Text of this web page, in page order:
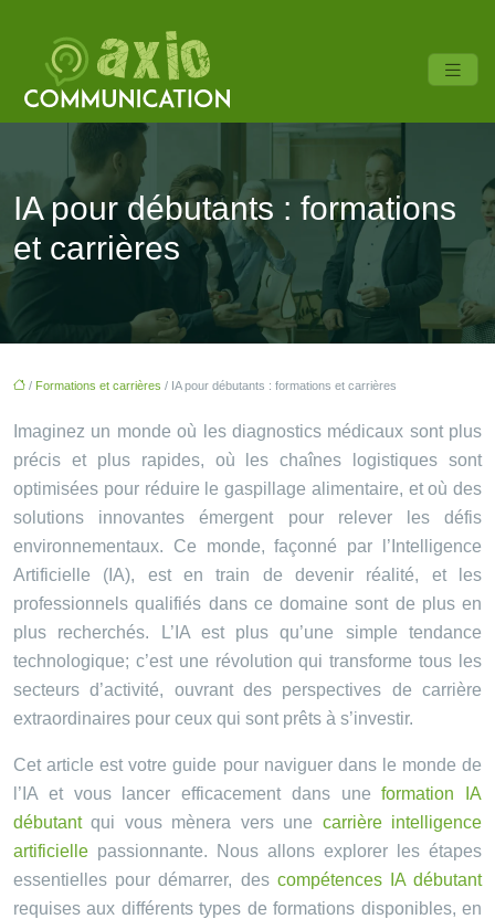
IA pour débutants : formations
et carrières
/ Formations et carrières / IA pour débutants : formations et carrières
Imaginez un monde où les diagnostics médicaux sont plus
précis et plus rapides, où les chaînes logistiques sont
optimisées pour réduire le gaspillage alimentaire, et où des
solutions innovantes émergent pour relever les défis
environnementaux. Ce monde, façonné par l’Intelligence
Artificielle (IA), est en train de devenir réalité, et les
professionnels qualifiés dans ce domaine sont de plus en
plus recherchés. L’IA est plus qu’une simple tendance
technologique; c’est une révolution qui transforme tous les
secteurs d’activité, ouvrant des perspectives de carrière
extraordinaires pour ceux qui sont prêts à s’investir.
Cet article est votre guide pour naviguer dans le monde de
l’IA et vous lancer efficacement dans uneformation IA
débutantqui vous mènera vers une carrière intelligence
artificielle passionnante. Nous allons explorer les étapes
essentielles pour démarrer, des compétences IA débutant
requises aux différents types de formations disponibles, en